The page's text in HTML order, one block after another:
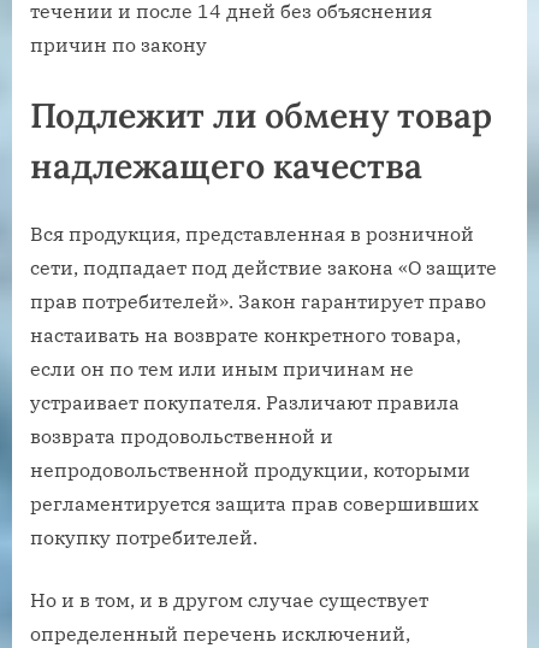
Подлежит ли обмену товар
надлежащего качества
Вся продукция, представленная в розничной
сети, подпадает под действие закона «О защите
прав потребителей». Закон гарантирует право
настаивать на возврате конкретного товара,
если он по тем или иным причинам не
устраивает покупателя. Различают правила
возврата продовольственной и
непродовольственной продукции, которыми
регламентируется защита прав совершивших
покупку потребителей.
Но и в том, и в другом случае существует
определенный перечень исключений,